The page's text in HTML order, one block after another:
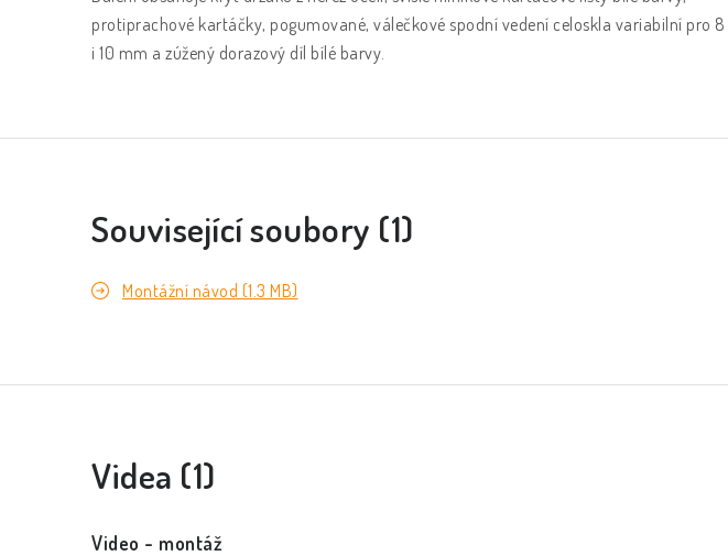
protiprachové kartáčky, pogumované, válečkové spodní vedení celoskla variabilní pro 8
i 10 mm a zúžený dorazový díl bílé barvy.
Související soubory (1)
Montážní návod (1.3 MB)
Videa (1)
Video - montáž